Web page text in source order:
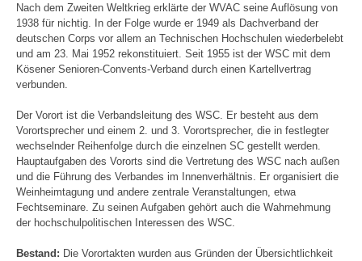
Nach dem Zweiten Weltkrieg erklärte der WVAC seine Auflösung von
1938 für nichtig. In der Folge wurde er 1949 als Dachverband der
deutschen Corps vor allem an Technischen Hochschulen wiederbelebt
und am 23. Mai 1952 rekonstituiert. Seit 1955 ist der WSC mit dem
Kösener Senioren-Convents-Verband durch einen Kartellvertrag
verbunden.
Der Vorort ist die Verbandsleitung des WSC. Er besteht aus dem
Vorortsprecher und einem 2. und 3. Vorortsprecher, die in festlegter
wechselnder Reihenfolge durch die einzelnen SC gestellt werden.
Hauptaufgaben des Vororts sind die Vertretung des WSC nach außen
und die Führung des Verbandes im Innenverhältnis. Er organisiert die
Weinheimtagung und andere zentrale Veranstaltungen, etwa
Fechtseminare. Zu seinen Aufgaben gehört auch die Wahrnehmung
der hochschulpolitischen Interessen des WSC.
Bestand: Die Vorortakten wurden aus Gründen der Übersichtlichkeit